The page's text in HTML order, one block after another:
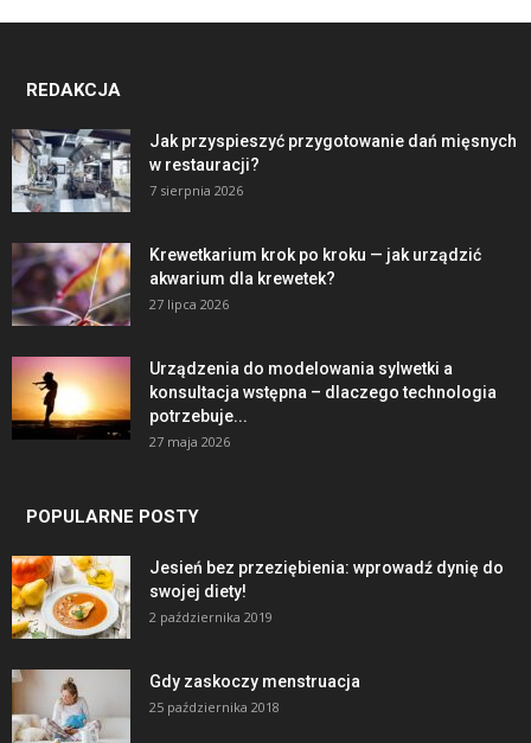
REDAKCJA
Jak przyspieszyć przygotowanie dań mięsnych
w restauracji?
7 sierpnia 2026
Krewetkarium krok po kroku — jak urządzić
akwarium dla krewetek?
27 lipca 2026
Urządzenia do modelowania sylwetki a
konsultacja wstępna – dlaczego technologia
potrzebuje...
27 maja 2026
POPULARNE POSTY
Jesień bez przeziębienia: wprowadź dynię do
swojej diety!
2 października 2019
Gdy zaskoczy menstruacja
25 października 2018